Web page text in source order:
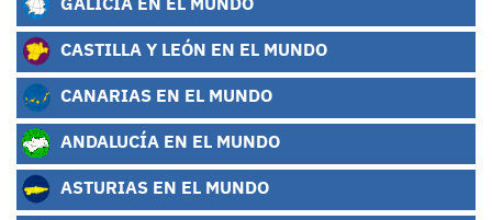
CASTILLA Y LEÓN EN EL MUNDO
CANARIAS EN EL MUNDO
ANDALUCÍA EN EL MUNDO
ASTURIAS EN EL MUNDO